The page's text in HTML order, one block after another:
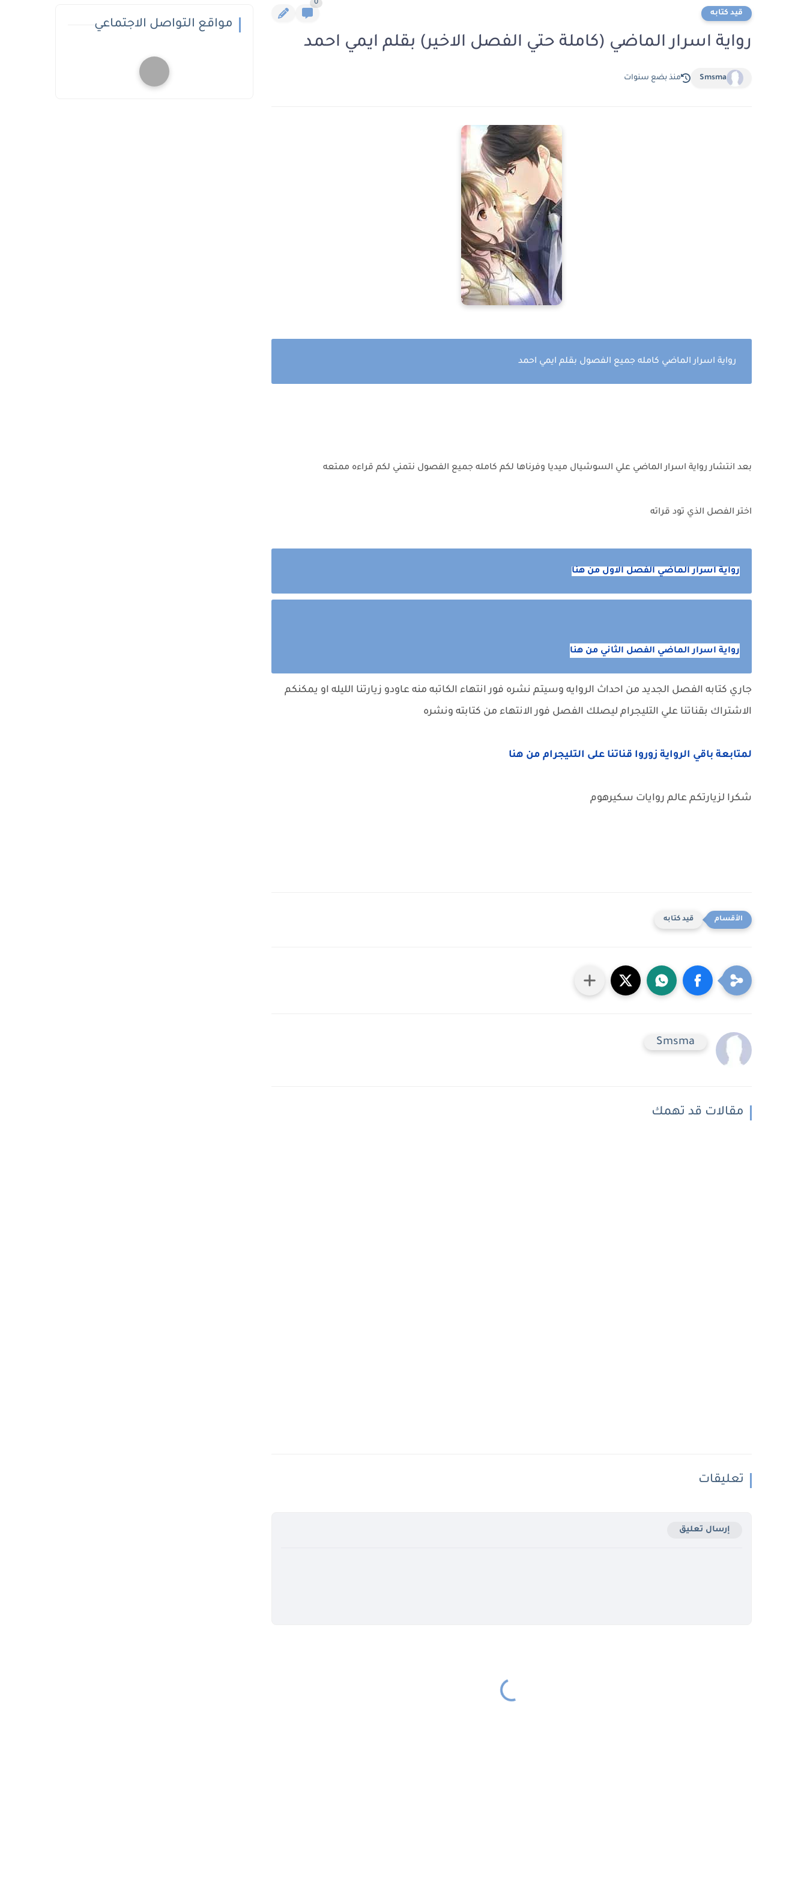
قيد كتابه
0
رواية اسرار الماضي (كاملة حتي الفصل الاخير) بقلم ايمي احمد
Smsma منذ بضع سنوات
رواية اسرار الماضي كامله جميع الفصول بقلم ايمي احمد
بعد انتشار رواية اسرار الماضي علي السوشيال ميديا وفرناها لكم كامله جميع الفصول نتمني لكم قراءه ممتعه
اختر الفصل الذي تود قراته
رواية اسرار الماضي الفصل الاول من هنا
رواية اسرار الماضي الفصل الثاني من هنا
جاري كتابه الفصل الجديد من احداث الروايه وسيتم نشره فور انتهاء الكاتبه منه عاودو زيارتنا الليله او يمكنكم
الاشتراك بقناتنا علي التليجرام ليصلك الفصل فور الانتهاء من كتابته ونشره
لمتابعة باقي الرواية زوروا قناتنا على التليجرام من هنا
شكرا لزيارتكم عالم روايات سكيرهوم
قيد كتابه
Smsma
مقالات قد تهمك
تعليقات
إرسال تعليق
مواقع التواصل الاجتماعي